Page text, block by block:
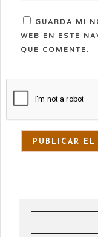
GUARDA MI
WEB EN ESTE
QUE COMENTE.